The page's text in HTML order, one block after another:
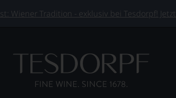
Wiener Tradition - exklusiv bei Tesdorpf!